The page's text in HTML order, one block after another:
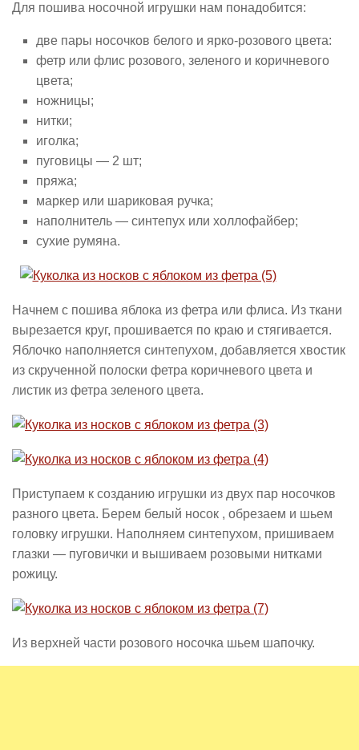
Для пошива носочной игрушки нам понадобится:
две пары носочков белого и ярко-розового цвета:
фетр или флис розового, зеленого и коричневого
цвета;
ножницы;
нитки;
иголка;
пуговицы — 2 шт;
пряжа;
маркер или шариковая ручка;
наполнитель — синтепух или холлофайбер;
сухие румяна.
Начнем с пошива яблока из фетра или флиса. Из ткани
вырезается круг, прошивается по краю и стягивается.
Яблочко наполняется синтепухом, добавляется хвостик
из скрученной полоски фетра коричневого цвета и
листик из фетра зеленого цвета.
Приступаем к созданию игрушки из двух пар носочков
разного цвета. Берем белый носок , обрезаем и шьем
головку игрушки. Наполняем синтепухом, пришиваем
глазки — пуговички и вышиваем розовыми нитками
рожицу.
Из верхней части розового носочка шьем шапочку.